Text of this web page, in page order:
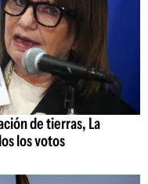
de tierras, La
los votos